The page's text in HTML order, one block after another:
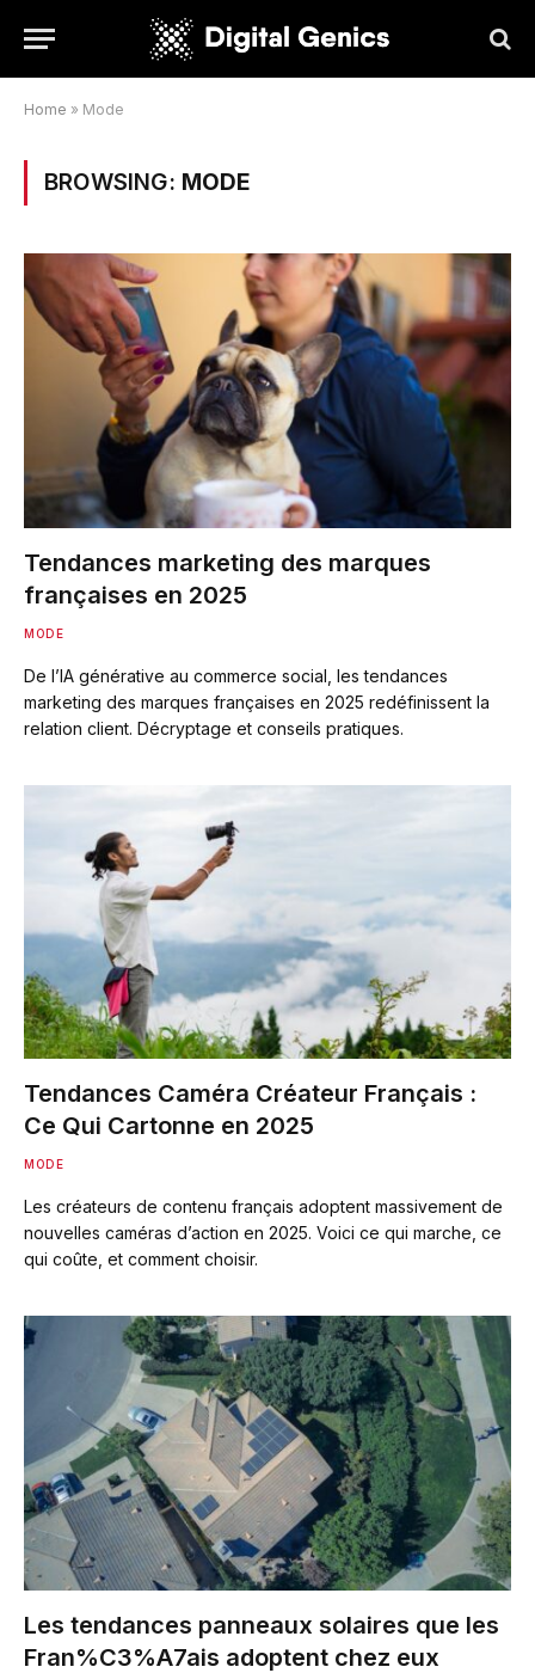
Home » Mode
BROWSING: MODE
Tendances marketing des marques
françaises en 2025
MODE
De l’IA générative au commerce social, les tendances
marketing des marques françaises en 2025 redéfinissent la
relation client. Décryptage et conseils pratiques.
Tendances Caméra Créateur Français :
Ce Qui Cartonne en 2025
MODE
Les créateurs de contenu français adoptent massivement de
nouvelles caméras d’action en 2025. Voici ce qui marche, ce
qui coûte, et comment choisir.
Les tendances panneaux solaires que les
Fran%C3%A7ais adoptent chez eux